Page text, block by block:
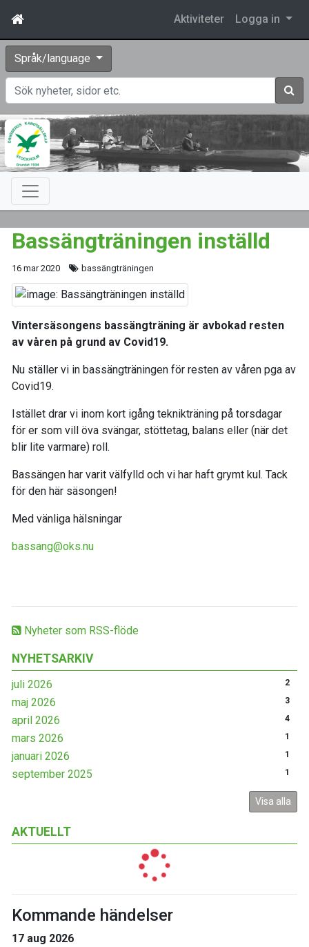
Aktiviteter Logga in
Språk/language
Sök
Nyheter som RSS-flöde
NYHETSARKIV
juli 2026 2
maj 2026 3
april 2026 4
mars 2026 1
januari 2026 1
september 2025 1
Visa alla
AKTUELLT
Kommande händelser
17 aug 2026
Bassängträningen inställd
16 mar 2020 bassängträningen
Vintersäsongens bassängträning är avbokad resten
av våren på grund av Covid19.
Nu ställer vi in bassängträningen för resten av våren pga av
Covid19.
Istället drar vi inom kort igång teknikträning på torsdagar
för er som vill öva svängar, stöttetag, balans eller (när det
blir lite varmare) roll.
Bassängen har varit välfylld och vi har haft grymt kul. Tack
för den här säsongen!
Med vänliga hälsningar
bassang@oks.nu